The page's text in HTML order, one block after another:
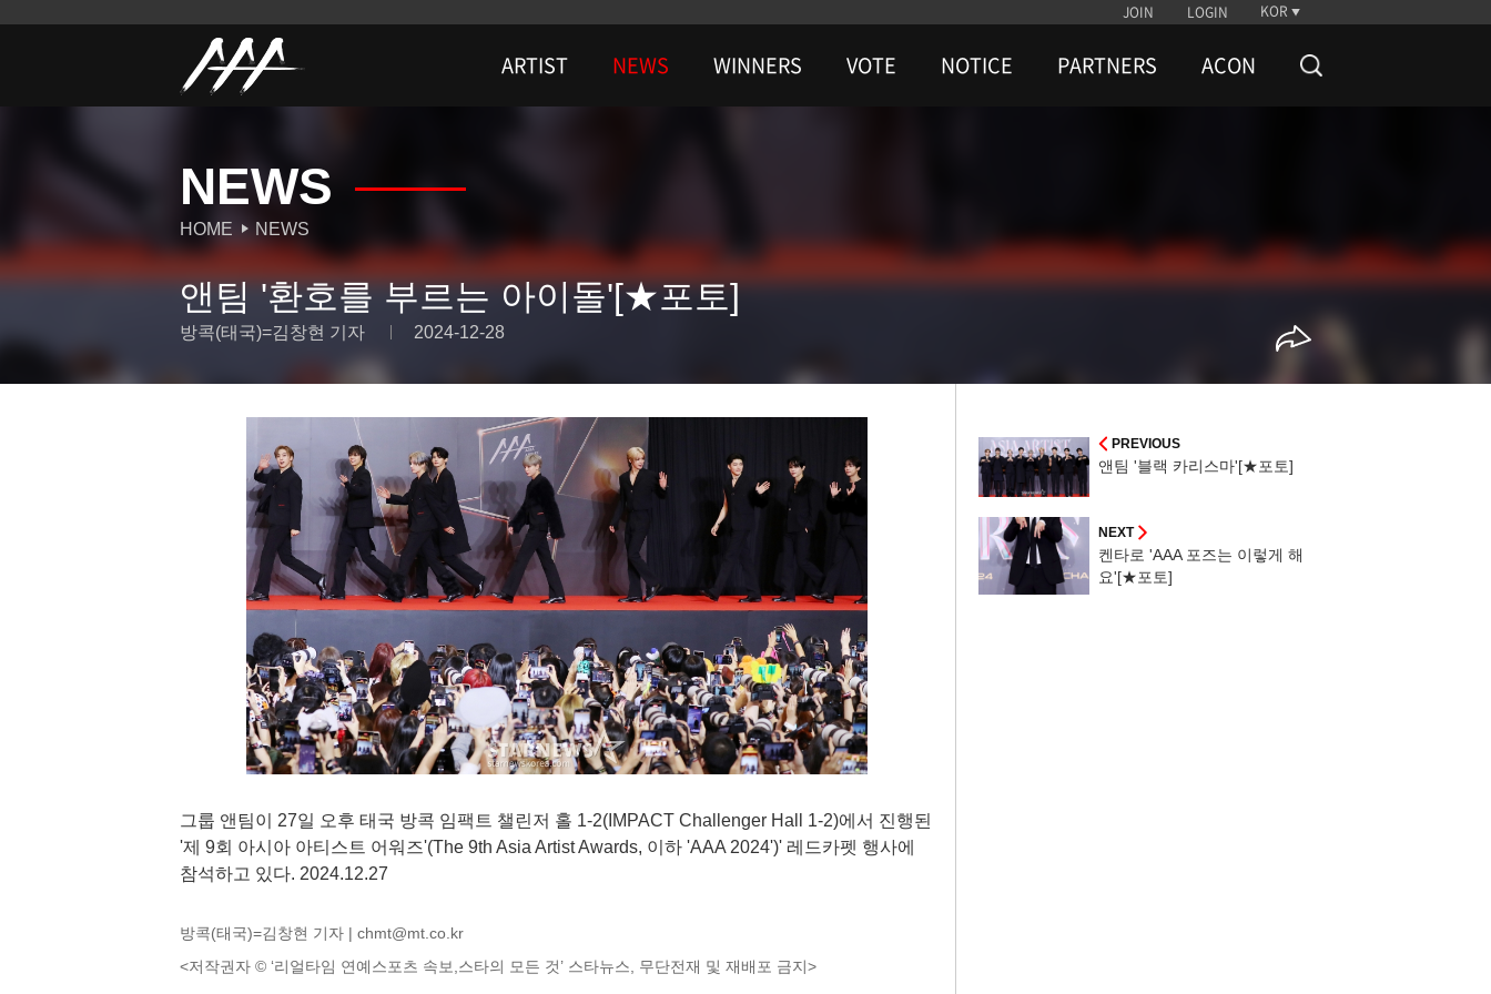
JOIN LOGIN KOR
ARTIST NEWS WINNERS VOTE NOTICE PARTNERS ACON
NEWS
HOME NEWS
앤팀 '환호를 부르는 아이돌'[★포토]
방콕(태국)=김창현 기자 2024-12-28
그룹 앤팀이 27일 오후 태국 방콕 임팩트 챌린저 홀 1-2(IMPACT Challenger Hall 1-2)에서 진행된
'제 9회 아시아 아티스트 어워즈'(The 9th Asia Artist Awards, 이하 'AAA 2024')' 레드카펫 행사에
참석하고 있다. 2024.12.27
방콕(태국)=김창현 기자 | chmt@mt.co.kr
<저작권자 © ‘리얼타임 연예스포츠 속보,스타의 모든 것’ 스타뉴스, 무단전재 및 재배포 금지>
PREVIOUS
앤팀 '블랙 카리스마'[★포토]
NEXT
켄타로 'AAA 포즈는 이렇게 해
요'[★포토]